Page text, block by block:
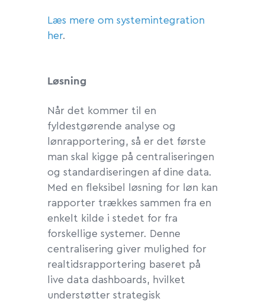
Læs mere om systemintegration
her.
Løsning
Når det kommer til en
fyldestgørende analyse og
lønrapportering, så er det første
man skal kigge på centraliseringen
og standardiseringen af dine data.
Med en fleksibel løsning for løn kan
rapporter trækkes sammen fra en
enkelt kilde i stedet for fra
forskellige systemer. Denne
centralisering giver mulighed for
realtidsrapportering baseret på
live data dashboards, hvilket
understøtter strategisk